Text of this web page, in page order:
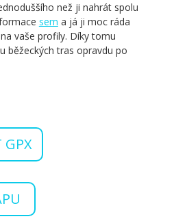
než ji nahrát spolu
sem a já ji moc ráda
vaše profily. Díky tomu
běžeckých tras opravdu po
GPX